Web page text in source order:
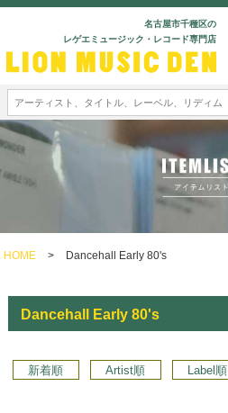
名古屋市千種区の
レゲエミュージック・レコード専門店
HOME > Dancehall Early 80's
Dancehall Early 80's
新着順 Artist順 Label順